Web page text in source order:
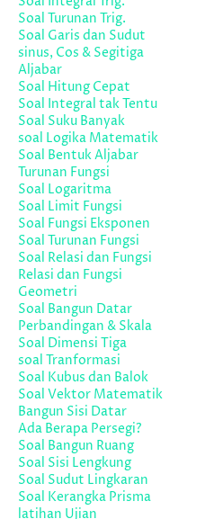
Soal Turunan Trig.
Soal Garis dan Sudut
sinus, Cos & Segitiga
Aljabar
Soal Hitung Cepat
Soal Integral tak Tentu
Soal Suku Banyak
soal Logika Matematik
Soal Bentuk Aljabar
Turunan Fungsi
Soal Logaritma
Soal Limit Fungsi
Soal Fungsi Eksponen
Soal Turunan Fungsi
Soal Relasi dan Fungsi
Relasi dan Fungsi
Geometri
Soal Bangun Datar
Perbandingan & Skala
Soal Dimensi Tiga
soal Tranformasi
Soal Kubus dan Balok
Soal Vektor Matematik
Bangun Sisi Datar
Ada Berapa Persegi?
Soal Bangun Ruang
Soal Sisi Lengkung
Soal Sudut Lingkaran
Soal Kerangka Prisma
latihan Ujian